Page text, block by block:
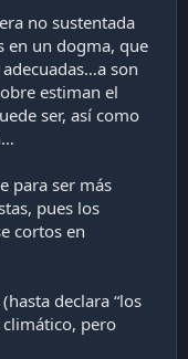
no sustentada
en un dogma, que
son
estiman el
ser, así como
para ser más
pues los
cortos en
declara “los
pero